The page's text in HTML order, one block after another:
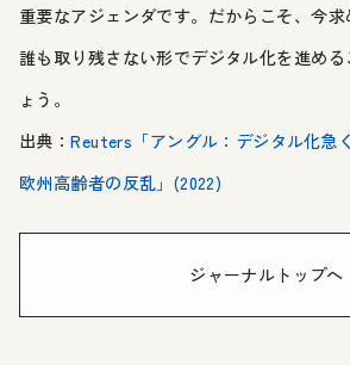
重要なアジェンダです。だからこそ、今求
誰も取り残さない形でデジタル化を進め
ょう。
出典：Reuters「アングル：デジタル化急
欧州高齢者の反乱」(2022)
ジャーナルトップへ